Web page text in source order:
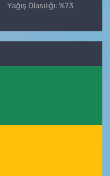
Yağış Olasılığı: %73